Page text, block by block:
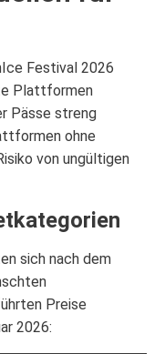
Festival 2026
Plattformen
Pässe streng
ohne
von ungültigen
sich nach dem
Preise
2026: